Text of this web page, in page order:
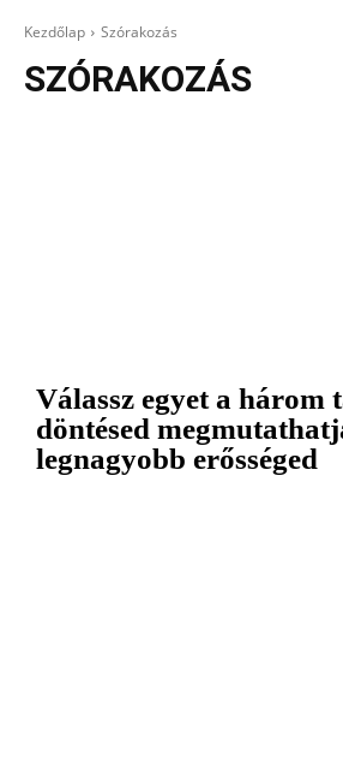
Kezdőlap Szórakozás
SZÓRAKOZÁS
Válassz egyet a három
döntésed
legnagyobb erősséged